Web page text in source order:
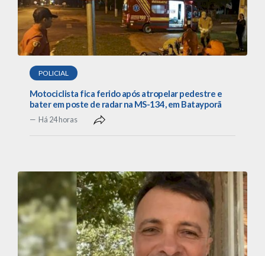
POLICIAL
Motociclista fica ferido após atropelar pedestre e
bater em poste de radar na MS-134, em Batayporã
Há 24 horas